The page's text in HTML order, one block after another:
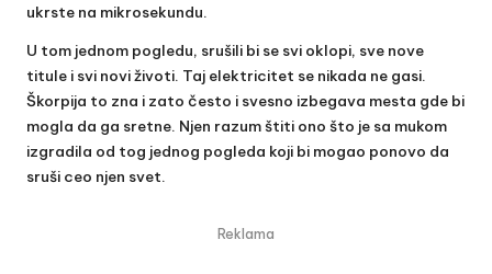
ukrste na mikrosekundu.
U tom jednom pogledu, srušili bi se svi oklopi, sve nove
titule i svi novi životi. Taj elektricitet se nikada ne gasi.
Škorpija to zna i zato često i svesno izbegava mesta gde bi
mogla da ga sretne. Njen razum štiti ono što je sa mukom
izgradila od tog jednog pogleda koji bi mogao ponovo da
sruši ceo njen svet.
Reklama